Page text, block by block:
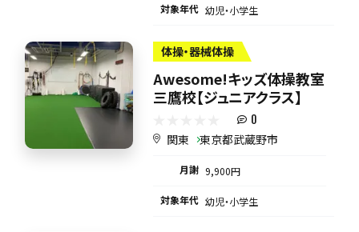
対象年代 幼児・小学生
体操・器械体操
Awesome!キッズ体操教室
三鷹校【ジュニアクラス】
0
関東 東京都武蔵野市
月謝 9,900円
対象年代 幼児・小学生